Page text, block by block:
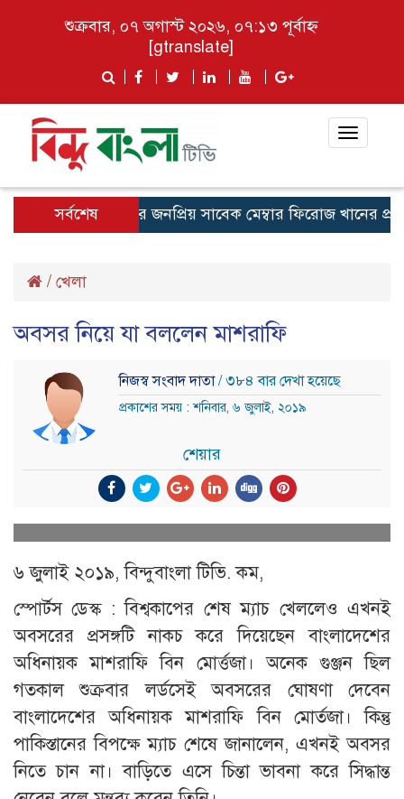
শুক্রবার, ০৭ অগাস্ট ২০২৬, ০৭:১৩ পূর্বাহ্ন
[gtranslate]
Toggle
সর্বশেষ
রাইপাড়ার জনপ্রিয় সাবেক মেম্বার ফিরোজ খানের প্রথম
/ খেলা
অবসর নিয়ে যা বললেন মাশরাফি
নিজস্ব সংবাদ দাতা/ ৩৮৪ বার দেখা হয়েছে
প্রকাশের সময় : শনিবার, ৬ জুলাই, ২০১৯
শেয়ার
৬ জুলাই ২০১৯, বিন্দুবাংলা টিভি. কম,
স্পোর্টস ডেস্ক : বিশ্বকাপের শেষ ম্যাচ খেললেও এখনই
অবসরের প্রসঙ্গটি নাকচ করে দিয়েছেন বাংলাদেশের
অধিনায়ক মাশরাফি বিন মোর্ত্তজা। অনেক গুঞ্জন ছিল
গতকাল শুক্রবার লর্ডসেই অবসরের ঘোষণা দেবেন
বাংলাদেশের অধিনায়ক মাশরাফি বিন মোর্তজা। কিন্তু
পাকিস্তানের বিপক্ষে ম্যাচ শেষে জানালেন, এখনই অবসর
নিতে চান না। বাড়িতে এসে চিন্তা ভাবনা করে সিদ্ধান্ত